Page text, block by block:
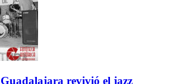
revivió el jazz